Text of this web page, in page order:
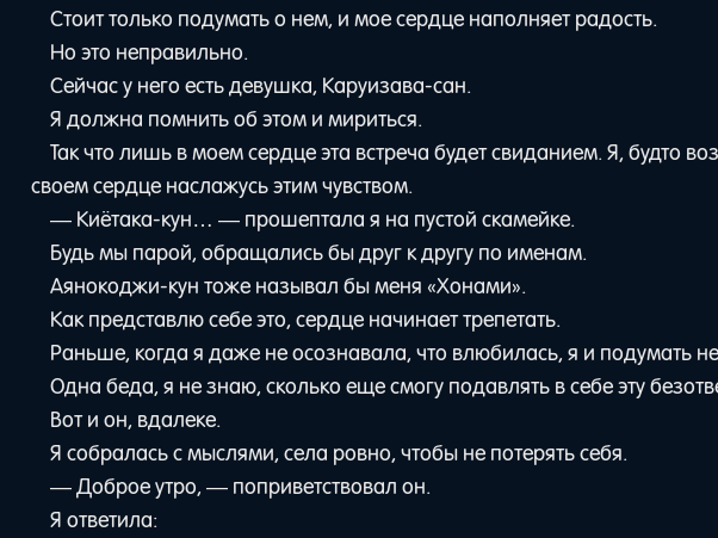
Стоит только подумать о нем, и мое сердце наполняет радость.
Но это неправильно.
Сейчас у него есть девушка, Каруизава-сан.
Я должна помнить об этом и мириться.
Так что лишь в моем сердце эта встреча будет свиданием. Я, будто
своем сердце наслажусь этим чувством.
— Киётака-кун… — прошептала я на пустой скамейке.
Будь мы парой, обращались бы друг к другу по именам.
Аянокоджи-кун тоже называл бы меня «Хонами».
Как представлю себе это, сердце начинает трепетать.
Раньше, когда я даже не осознавала, что влюбилась, я и подумать
Одна беда, я не знаю, сколько еще смогу подавлять в себе эту
Вот и он, вдалеке.
Я собралась с мыслями, села ровно, чтобы не потерять себя.
— Доброе утро, — поприветствовал он.
Я ответила: